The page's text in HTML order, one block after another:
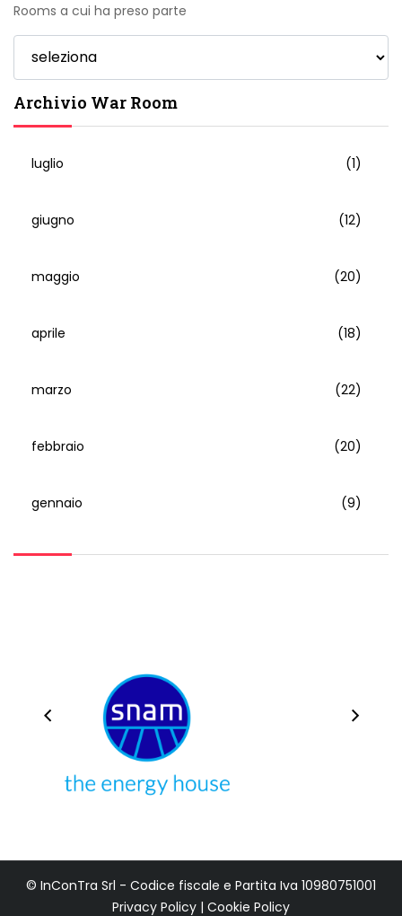
Rooms a cui ha preso parte
Archivio War Room
luglio (1)
giugno (12)
maggio (20)
aprile (18)
marzo (22)
febbraio (20)
gennaio (9)
© InConTra Srl - Codice fiscale e Partita Iva 10980751001
Privacy Policy | Cookie Policy